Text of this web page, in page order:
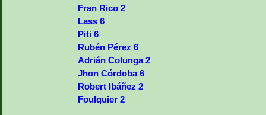
Fran Rico 2
Lass 6
Piti 6
Rubén Pérez 6
Adrián Colunga 2
Jhon Córdoba 6
Robert Ibáñez 2
Foulquier 2